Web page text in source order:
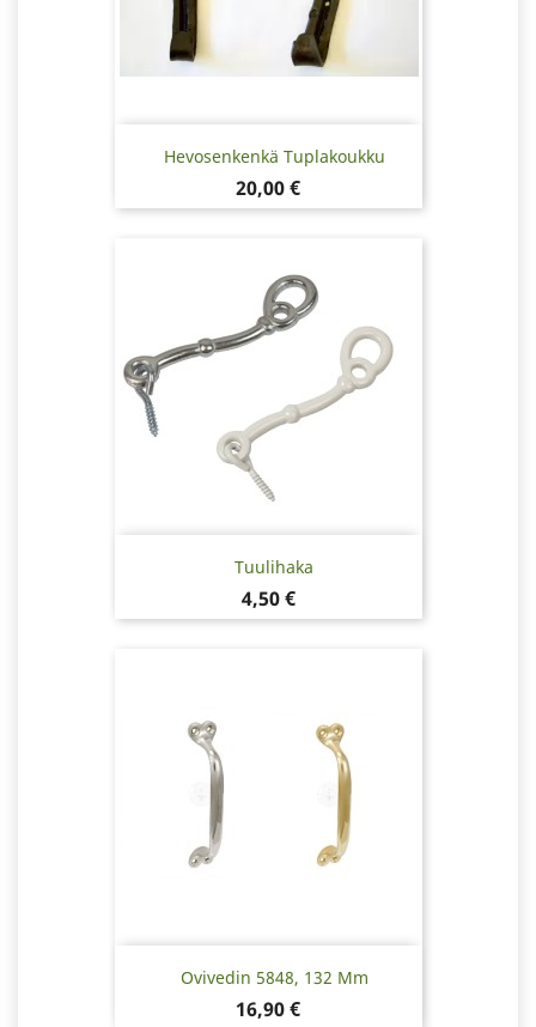
Hevosenkenkä Tuplakoukku
Hinta
20,00 €
Tuulihaka
Hinta
4,50 €
Ovivedin 5848, 132 Mm
Hinta
16,90 €